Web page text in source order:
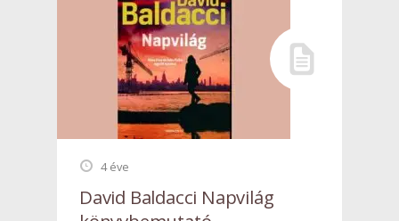
4 éve
David Baldacci Napvilág